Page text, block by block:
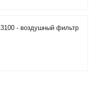
- воздушный фильтр